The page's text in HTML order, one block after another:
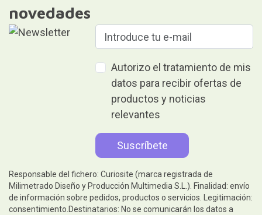
novedades
Autorizo el tratamiento de mis
datos para recibir ofertas de
productos y noticias
relevantes
Responsable del fichero: Curiosite (marca registrada de
Milimetrado Diseño y Producción Multimedia S.L.). Finalidad: envío
de información sobre pedidos, productos o servicios. Legitimación:
consentimiento.Destinatarios: No se comunicarán los datos a